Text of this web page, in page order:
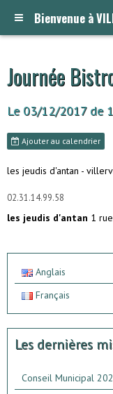
Bienvenue à
Journée
Le 03/12/2017 de
Ajouter au calendrier
les jeudis d'antan -
02.31.14.99.58
les jeudis d'antan 1
Anglais
Français
Les dernières
Conseil Municipal